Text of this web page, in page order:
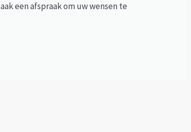
een afspraak om uw wensen te